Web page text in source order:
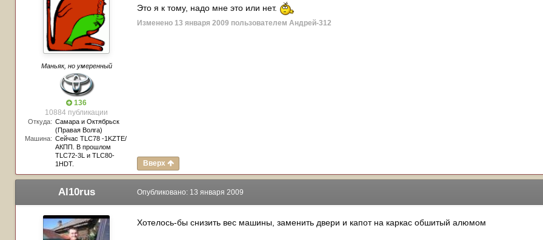
Маньяк, но умеренный
136
10884 публикации
Откуда: Самара и Октябрьск
(Правая Волга)
Машина: Сейчас TLC78 -1KZTE/
АКПП. В прошлом
TLC72-3L и TLC80-
1HDT.
Это я к тому, надо мне это или нет.
Изменено 13 января 2009 пользователем Андрей-312
Вверх
Al10rus Опубликовано: 13 января 2009
Хотелось-бы снизить вес машины, заменить двери и капот на каркас обшитый алюмом